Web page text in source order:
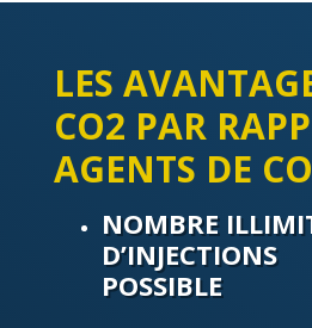
LES
CO2 PAR
AGENTS DE
NOMBRE
D’INJECTIONS
POSSIBLE